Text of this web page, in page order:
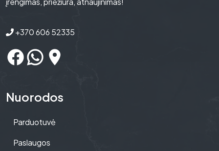
+370 606 52335
Nuorodos
Parduotuvė
Paslaugos